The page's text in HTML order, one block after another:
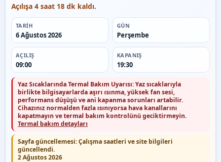
Açılışa 4 saat 18 dk kaldı.
TARIH
6 Ağustos 2026
GÜN
Perşembe
AÇILIŞ
09:00
KAPANIŞ
19:30
Yaz Sıcaklarında Termal Bakım Uyarısı:Yaz sıcaklarıyla
birlikte bilgisayarlarda aşırı ısınma, yüksek fan sesi,
performans düşüşü ve ani kapanma sorunları artabilir.
Cihazınız normalden fazla ısınıyorsa hava kanallarını
kapatmayın ve termal bakım kontrolünü geciktirmeyin.
Termal bakım detayları
Sayfa güncellemesi:Çalışma saatleri ve site bilgileri
güncellendi.
2 Ağustos 2026